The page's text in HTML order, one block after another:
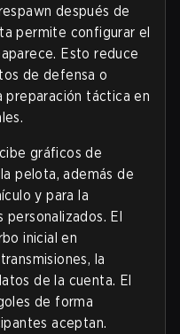
después de
permite configurar el
Esto reduce
de defensa o
preparación táctica en
gráficos de
pelota, además de
y para la
personalizados. El
inicial en
la
de la cuenta. El
de forma
aceptan.